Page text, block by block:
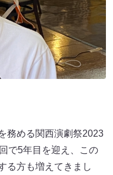
務める関西演劇祭2023
で5年目を迎え、この
る方も増えてきまし